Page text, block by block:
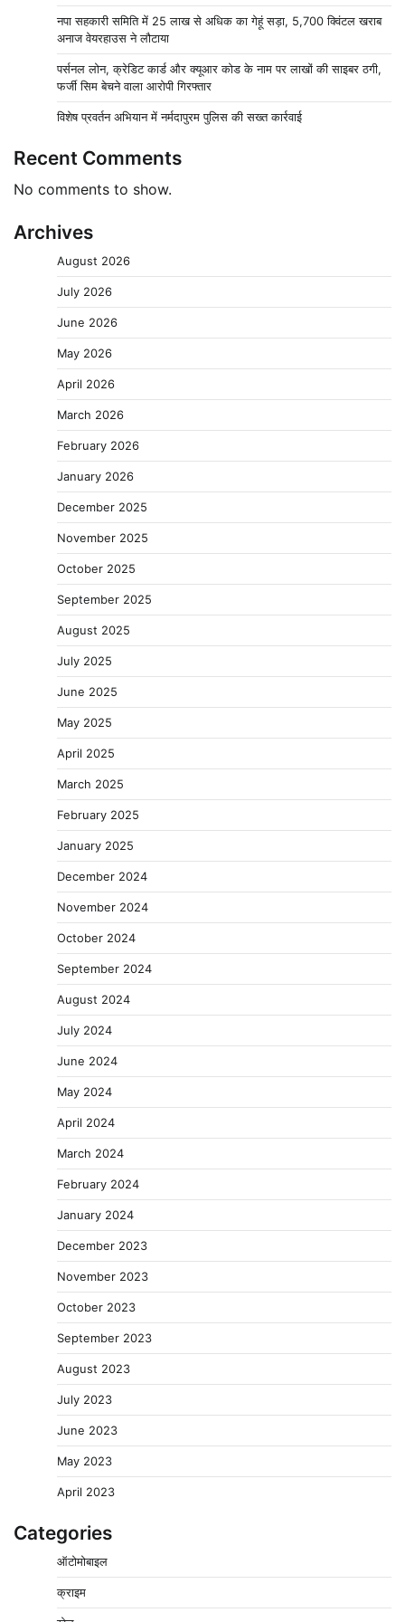
नपा सहकारी समिति में 25 लाख से अधिक का गेहूं सड़ा, 5,700 क्विंटल खराब
अनाज वेयरहाउस ने लौटाया
पर्सनल लोन, क्रेडिट कार्ड और क्यूआर कोड के नाम पर लाखों की साइबर ठगी,
फर्जी सिम बेचने वाला आरोपी गिरफ्तार
विशेष प्रवर्तन अभियान में नर्मदापुरम पुलिस की सख्त कार्रवाई
Recent Comments
No comments to show.
Archives
August 2026
July 2026
June 2026
May 2026
April 2026
March 2026
February 2026
January 2026
December 2025
November 2025
October 2025
September 2025
August 2025
July 2025
June 2025
May 2025
April 2025
March 2025
February 2025
January 2025
December 2024
November 2024
October 2024
September 2024
August 2024
July 2024
June 2024
May 2024
April 2024
March 2024
February 2024
January 2024
December 2023
November 2023
October 2023
September 2023
August 2023
July 2023
June 2023
May 2023
April 2023
Categories
ऑटोमोबाइल
क्राइम